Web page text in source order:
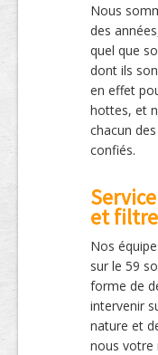
Nous
des
quel que
dont ils
en effet
hottes, et
chacun
confiés.
et
Nos
sur le 59
forme de
intervenir
nature et
nous votre